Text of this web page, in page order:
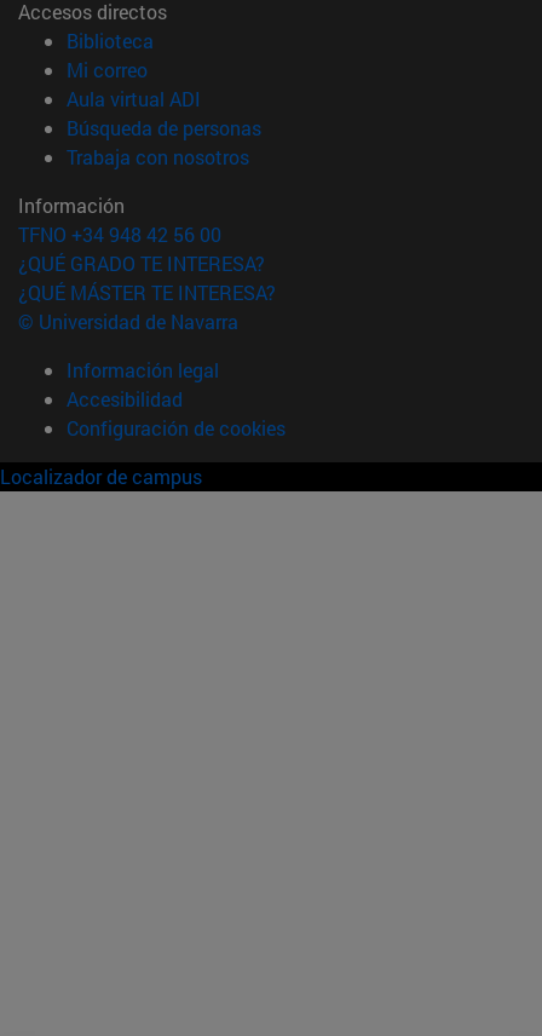
Accesos directos
Biblioteca
Mi correo(abre en nueva ventana)
Aula virtual ADI
Búsqueda de personas(abre en nueva ventana)
Trabaja con nosotros(abre en nueva ventana)
Información
TFNO +34 948 42 56 00
¿QUÉ GRADO TE INTERESA?
¿QUÉ MÁSTER TE INTERESA?
© Universidad de Navarra
Información legal
Accesibilidad
Configuración de cookies
Localizador de campus